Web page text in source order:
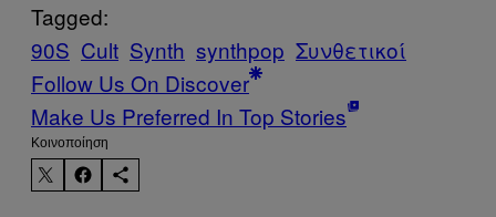
Tagged:
90S Cult Synth synthpop Συνθετικοί
Follow Us On Discover
Make Us Preferred In Top Stories
Kοινοποίηση